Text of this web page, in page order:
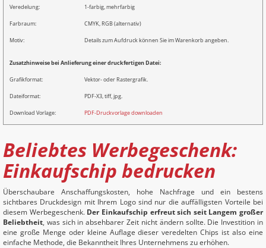
Veredelung: 1-farbig, mehrfarbig
Farbraum: CMYK, RGB (alternativ)
Motiv: Details zum Aufdruck können Sie im Warenkorb angeben.
Zusatzhinweise bei Anlieferung einer druckfertigen Datei:
Grafikformat: Vektor- oder Rastergrafik.
Dateiformat: PDF-X3, tiff, jpg.
Download Vorlage: PDF-Druckvorlage downloaden
Beliebtes Werbegeschenk:
Einkaufschip bedrucken
Überschaubare Anschaffungskosten, hohe Nachfrage und ein bestens
sichtbares Druckdesign mit Ihrem Logo sind nur die auffälligsten Vorteile bei
diesem Werbegeschenk. Der Einkaufschip erfreut sich seit Langem großer
Beliebtheit, was sich in absehbarer Zeit nicht ändern sollte. Die Investition in
eine große Menge oder kleine Auflage dieser veredelten Chips ist also eine
einfache Methode, die Bekanntheit Ihres Unternehmens zu erhöhen.